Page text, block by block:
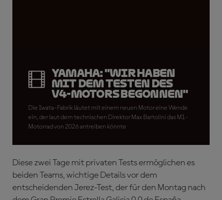
Yamaha: "Wir haben
mit dem Testen des
V4-Motors begonnen"
Die Iwata-Fabrik läutet mit einem neuen Motor eine Wende
ein, der laut dem technischen Direktor Max Bartolini das M1-
Motorrad von 2026 antreiben könnte
Diese zwei Tage mit privaten Tests ermöglichen es
beiden Teams, wichtige Details vor dem
entscheidenden Jerez-Test, der für den Montag nach